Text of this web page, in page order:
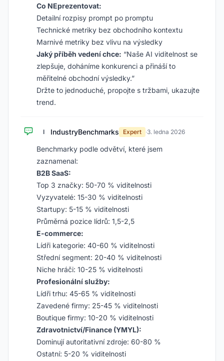
Co NEprezentovat:
Detailní rozpisy prompt po promptu
Technické metriky bez obchodního kontextu
Marnivé metriky bez vlivu na výsledky
Jaký příběh vedení chce: “Naše AI viditelnost se
zlepšuje, doháníme konkurenci a přináší to
měřitelné obchodní výsledky.”
Držte to jednoduché, propojte s tržbami, ukazujte
trend.
I IndustryBenchmarks Expert ·3. ledna 2026
Benchmarky podle odvětví, které jsem
zaznamenal:
B2B SaaS:
Top 3 značky: 50-70 % viditelnosti
Vyzyvatelé: 15-30 % viditelnosti
Startupy: 5-15 % viditelnosti
Průměrná pozice lídrů: 1,5-2,5
E-commerce:
Lídři kategorie: 40-60 % viditelnosti
Střední segment: 20-40 % viditelnosti
Niche hráči: 10-25 % viditelnosti
Profesionální služby:
Lídři trhu: 45-65 % viditelnosti
Zavedené firmy: 25-45 % viditelnosti
Boutique firmy: 10-20 % viditelnosti
Zdravotnictví/Finance (YMYL):
Dominují autoritativní zdroje: 60-80 %
Ostatní: 5-20 % viditelnosti